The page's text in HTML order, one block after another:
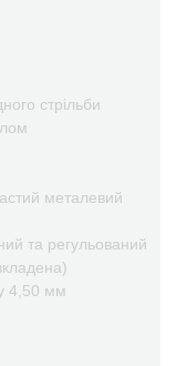
стрільби
металевий
та регульований
4,50 мм